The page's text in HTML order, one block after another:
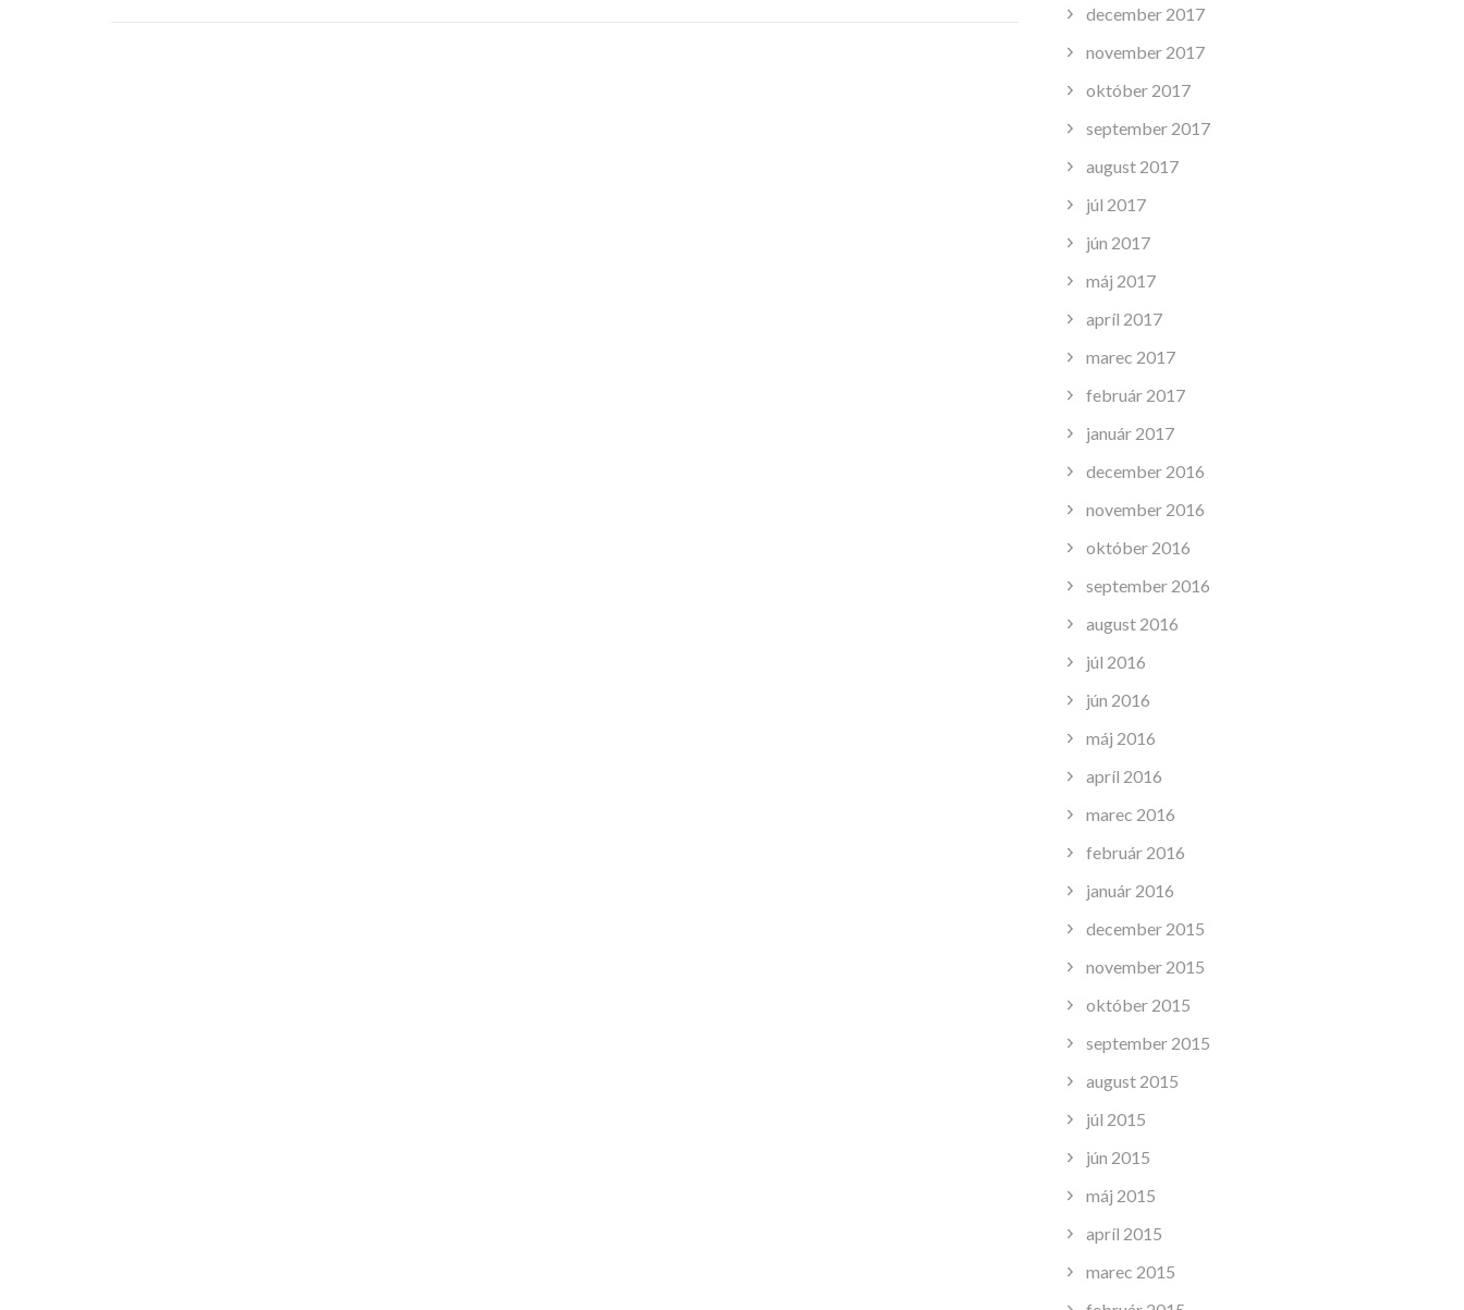
december 2017
november 2017
október 2017
september 2017
august 2017
júl 2017
jún 2017
máj 2017
apríl 2017
marec 2017
február 2017
január 2017
december 2016
november 2016
október 2016
september 2016
august 2016
júl 2016
jún 2016
máj 2016
apríl 2016
marec 2016
február 2016
január 2016
december 2015
november 2015
október 2015
september 2015
august 2015
júl 2015
jún 2015
máj 2015
apríl 2015
marec 2015